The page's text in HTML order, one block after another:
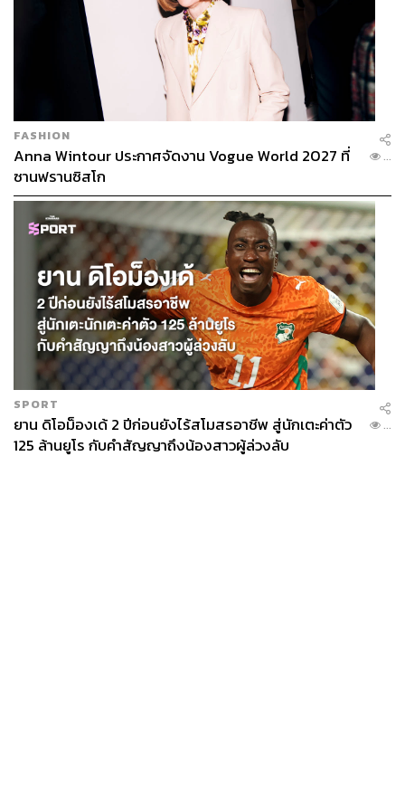
FASHION
Anna Wintour ประกาศจัดงาน Vogue World 2027 ที่
ซานฟรานซิสโก
...
SPORT
ยาน ดิโอม็องเด้ 2 ปีก่อนยังไร้สโมสรอาชีพ สู่นักเตะค่าตัว
125 ล้านยูโร กับคำสัญญาถึงน้องสาวผู้ล่วงลับ
...